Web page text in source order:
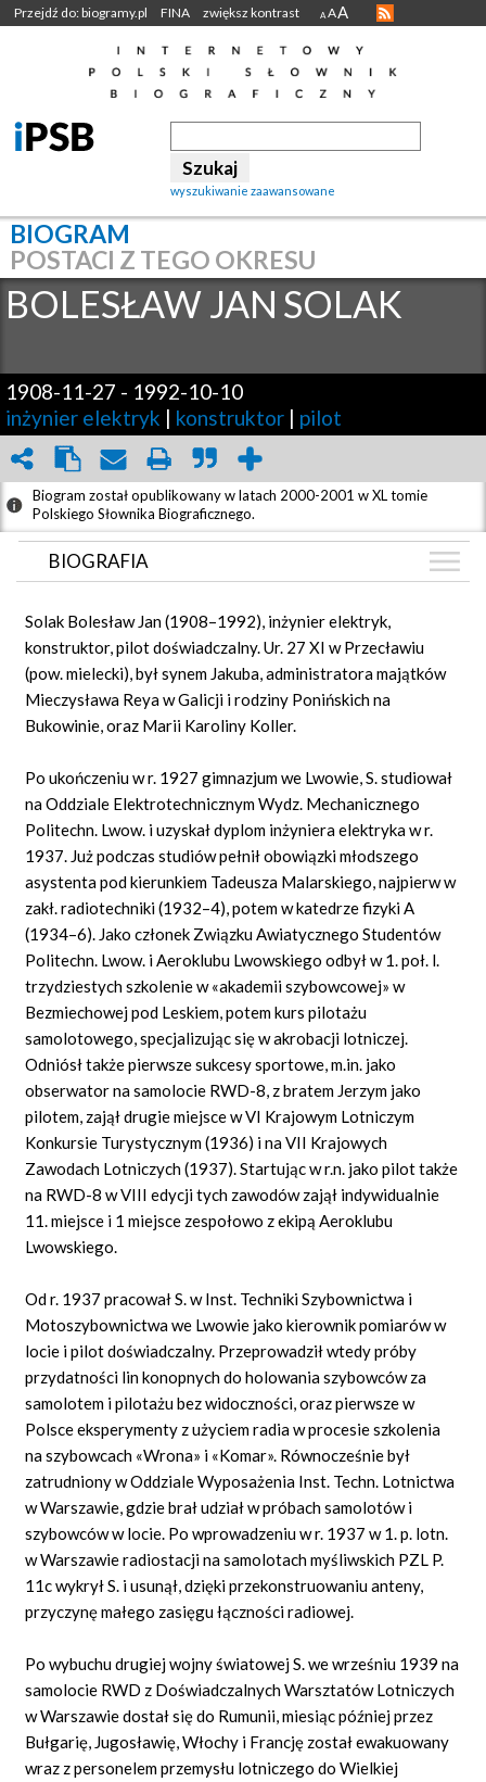
Przejdź do: biogramy.pl FINA zwiększ kontrast A AA
wyszukiwanie zaawansowane
BIOGRAM
POSTACI Z TEGO OKRESU
BOLESŁAW JAN SOLAK
1908-11-27 - 1992-10-10
inżynier elektryk | konstruktor | pilot
Biogram został opublikowany w latach 2000-2001 w XL tomie
Polskiego Słownika Biograficznego.
BIOGRAFIA
GRAF POWIĄZAŃ
DYSKUSJA
Mapa
Solak Bolesław Jan (1908–1992), inżynier elektryk,
konstruktor, pilot doświadczalny. Ur. 27 XI w Przecławiu
(pow. mielecki), był synem Jakuba, administratora majątków
Mieczysława Reya w Galicji i rodziny Ponińskich na
Bukowinie, oraz Marii Karoliny Koller.
Po ukończeniu w r. 1927 gimnazjum we Lwowie, S. studiował
na Oddziale Elektrotechnicznym Wydz. Mechanicznego
Politechn. Lwow. i uzyskał dyplom inżyniera elektryka w r.
1937. Już podczas studiów pełnił obowiązki młodszego
asystenta pod kierunkiem Tadeusza Malarskiego, najpierw w
zakł. radiotechniki (1932–4), potem w katedrze fizyki A
(1934–6). Jako członek Związku Awiatycznego Studentów
Politechn. Lwow. i Aeroklubu Lwowskiego odbył w 1. poł. l.
trzydziestych szkolenie w «akademii szybowcowej» w
Bezmiechowej pod Leskiem, potem kurs pilotażu
samolotowego, specjalizując się w akrobacji lotniczej.
Odniósł także pierwsze sukcesy sportowe, m.in. jako
obserwator na samolocie RWD-8, z bratem Jerzym jako
pilotem, zajął drugie miejsce w VI Krajowym Lotniczym
Konkursie Turystycznym (1936) i na VII Krajowych
Zawodach Lotniczych (1937). Startując w r.n. jako pilot także
na RWD-8 w VIII edycji tych zawodów zajął indywidualnie
11. miejsce i 1 miejsce zespołowo z ekipą Aeroklubu
Lwowskiego.
Od r. 1937 pracował S. w Inst. Techniki Szybownictwa i
Motoszybownictwa we Lwowie jako kierownik pomiarów w
locie i pilot doświadczalny. Przeprowadził wtedy próby
przydatności lin konopnych do holowania szybowców za
samolotem i pilotażu bez widoczności, oraz pierwsze w
Polsce eksperymenty z użyciem radia w procesie szkolenia
na szybowcach «Wrona» i «Komar». Równocześnie był
zatrudniony w Oddziale Wyposażenia Inst. Techn. Lotnictwa
w Warszawie, gdzie brał udział w próbach samolotów i
szybowców w locie. Po wprowadzeniu w r. 1937 w 1. p. lotn.
w Warszawie radiostacji na samolotach myśliwskich PZL P.
11c wykrył S. i usunął, dzięki przekonstruowaniu anteny,
przyczynę małego zasięgu łączności radiowej.
Po wybuchu drugiej wojny światowej S. we wrześniu 1939 na
samolocie RWD z Doświadczalnych Warsztatów Lotniczych
w Warszawie dostał się do Rumunii, miesiąc później przez
Bułgarię, Jugosławię, Włochy i Francję został ewakuowany
wraz z personelem przemysłu lotniczego do Wielkiej